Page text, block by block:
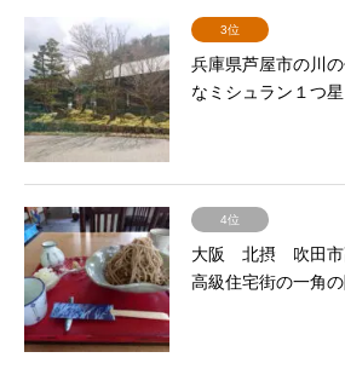
3位
兵庫県芦屋市の川
なミシュラン１つ
4位
大阪 北摂 吹田市
高級住宅街の一角